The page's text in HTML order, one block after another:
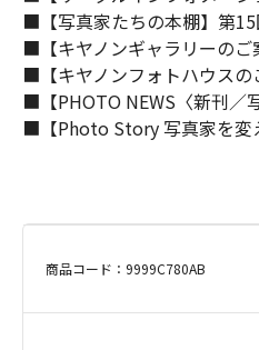
■【写真家たちの本棚】第
■【キヤノンギャラリーのご
■【キヤノンフォトハウスの
■【PHOTO NEWS〈新刊／
■【Photo Story 写真家を変
商品コード：9999C780AB